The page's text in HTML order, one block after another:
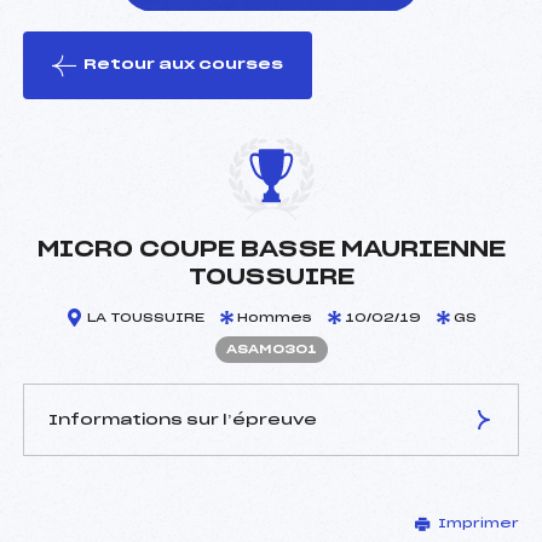
le ski
Retour aux courses
MICRO COUPE BASSE MAURIENNE
TOUSSUIRE
LA TOUSSUIRE Hommes 10/02/19 GS
ASAM0301
Informations sur l’épreuve
PASCAL MICHEL ()
Imprimer